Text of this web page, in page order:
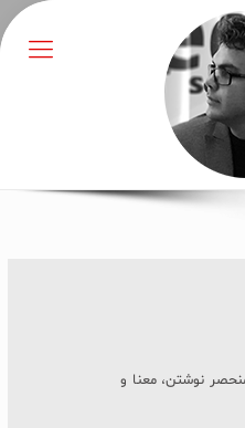
نوشتن، معنا و